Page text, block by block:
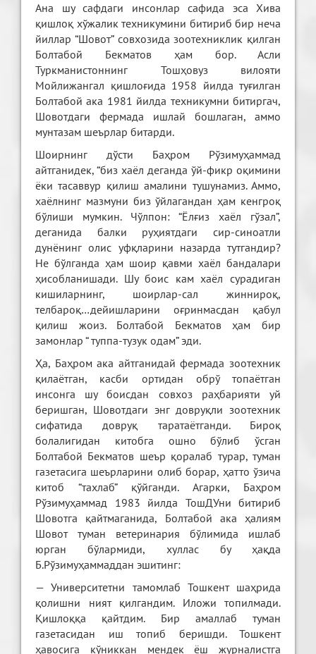
Ана шу сафдаги инсонлар сафида эса Хива
қишлоқ хўжалик техникумини битириб бир неча
йиллар “Шовот” совхозида зоотехниклик қилган
Болтабой Бекматов ҳам бор. Асли
Туркманистоннинг Тошҳовуз вилояти
Мойлижангал қишлоғида 1958 йилда туғилган
Болтабой ака 1981 йилда техникумни битиргач,
Шовотдаги фермада ишлай бошлаган, аммо
мунтазам шеърлар битарди.
Шоирнинг дўсти Баҳром Рўзимуҳаммад
айтганидек, “биз хаёл деганда ўй-фикр оқимини
ёки тасаввур қилиш амалини тушунамиз. Аммо,
хаёлнинг мазмуни биз ўйлагандан ҳам кенгроқ
бўлиши мумкин. Чўлпон: “Ёлғиз хаёл гўзал”,
деганида балки руҳиятдаги сир-синоатли
дунёнинг олис уфқларини назарда тутгандир?
Не бўлганда ҳам шоир қавми хаёл бандалари
ҳисобланишади. Шу боис кам хаёл сурадиган
кишиларнинг, шоирлар-сал жиннироқ,
телбароқ…дейишларини оғринмасдан қабул
қилиш жоиз. Болтабой Бекматов ҳам бир
замонлар “ туппа-тузук одам” эди.
Ҳа, Баҳром ака айтганидай фермада зоотехник
қилаётган, касби ортидан обрў топаётган
инсонга шу боисдан совхоз раҳбарияти уй
беришган, Шовотдаги энг довруқли зоотехник
сифатида довруқ таратаётганди. Бироқ
болалигидан китобга ошно бўлиб ўсган
Болтабой Бекматов шеър қоралаб турар, туман
газетасига шеърларини олиб борар, ҳатто ўзича
китоб “тахлаб” қўйганди. Агарки, Баҳром
Рўзимуҳаммад 1983 йилда ТошДУни битириб
Шовотга қайтмаганида, Болтабой ака ҳалиям
Шовот туман ветеринария бўлимида ишлаб
юрган бўлармиди, хуллас бу ҳақда
Б.Рўзимуҳаммаддан эшитинг:
— Университетни тамомлаб Тошкент шаҳрида
қолишни ният қилгандим. Иложи топилмади.
Қишлоққа қайтдим. Бир амаллаб туман
газетасидан иш топиб беришди. Тошкент
ҳавосига кўниккан мендек ёш журналистга